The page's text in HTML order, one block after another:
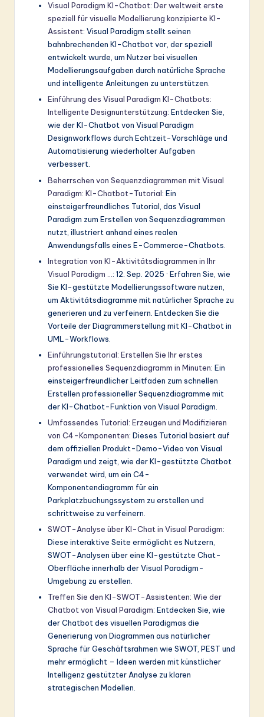
Visual Paradigm KI-Chatbot: Der weltweit erste
speziell für visuelle Modellierung konzipierte KI-
Assistent: Visual Paradigm stellt seinen
bahnbrechenden KI-Chatbot vor, der speziell
entwickelt wurde, um Nutzer bei visuellen
Modellierungsaufgaben durch natürliche Sprache
und intelligente Anleitungen zu unterstützen.
Einführung des Visual Paradigm KI-Chatbots:
Intelligente Designunterstützung: Entdecken Sie,
wie der KI-Chatbot von Visual Paradigm
Designworkflows durch Echtzeit-Vorschläge und
Automatisierung wiederholter Aufgaben
verbessert.
Beherrschen von Sequenzdiagrammen mit Visual
Paradigm: KI-Chatbot-Tutorial: Ein
einsteigerfreundliches Tutorial, das Visual
Paradigm zum Erstellen von Sequenzdiagrammen
nutzt, illustriert anhand eines realen
Anwendungsfalls eines E-Commerce-Chatbots.
Integration von KI-Aktivitätsdiagrammen in Ihr
Visual Paradigm … : 12. Sep. 2025 · Erfahren Sie, wie
Sie KI-gestützte Modellierungssoftware nutzen,
um Aktivitätsdiagramme mit natürlicher Sprache zu
generieren und zu verfeinern. Entdecken Sie die
Vorteile der Diagrammerstellung mit KI-Chatbot in
UML-Workflows.
Einführungstutorial: Erstellen Sie Ihr erstes
professionelles Sequenzdiagramm in Minuten: Ein
einsteigerfreundlicher Leitfaden zum schnellen
Erstellen professioneller Sequenzdiagramme mit
der KI-Chatbot-Funktion von Visual Paradigm.
Umfassendes Tutorial: Erzeugen und Modifizieren
von C4-Komponenten: Dieses Tutorial basiert auf
dem offiziellen Produkt-Demo-Video von Visual
Paradigm und zeigt, wie der KI-gestützte Chatbot
verwendet wird, um ein C4-
Komponentendiagramm für ein
Parkplatzbuchungssystem zu erstellen und
schrittweise zu verfeinern.
SWOT-Analyse über KI-Chat in Visual Paradigm:
Diese interaktive Seite ermöglicht es Nutzern,
SWOT-Analysen über eine KI-gestützte Chat-
Oberfläche innerhalb der Visual Paradigm-
Umgebung zu erstellen.
Treffen Sie den KI-SWOT-Assistenten: Wie der
Chatbot von Visual Paradigm: Entdecken Sie, wie
der Chatbot des visuellen Paradigmas die
Generierung von Diagrammen aus natürlicher
Sprache für Geschäftsrahmen wie SWOT, PEST und
mehr ermöglicht – Ideen werden mit künstlicher
Intelligenz gestützter Analyse zu klaren
strategischen Modellen.